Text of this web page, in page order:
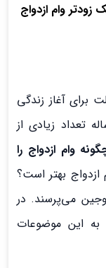
زودتر وام ازدواج
برای آغاز زندگی
تعداد زیادی از
وام ازدواج را
ازدواج بهتر است؟
می‌پرسند. در
به‌طور کامل به این موضوعات